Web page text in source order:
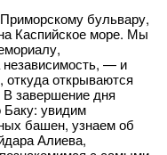
бульвару,
Каспийское море. Мы
— и
открываются
завершение дня
Баку: увидим
башен, узнаем об
Алиева,